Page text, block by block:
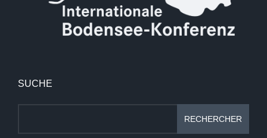
SUCHE
RECHERCHER